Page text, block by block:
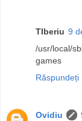
TIberiu 9
/usr/local/
games
Răspundeți
Ovidiu